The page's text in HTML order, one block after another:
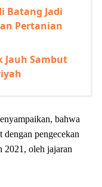
Batang Jadi
Pertanian
Jauh Sambut
bahwa
pengecekan
2021, oleh jajaran